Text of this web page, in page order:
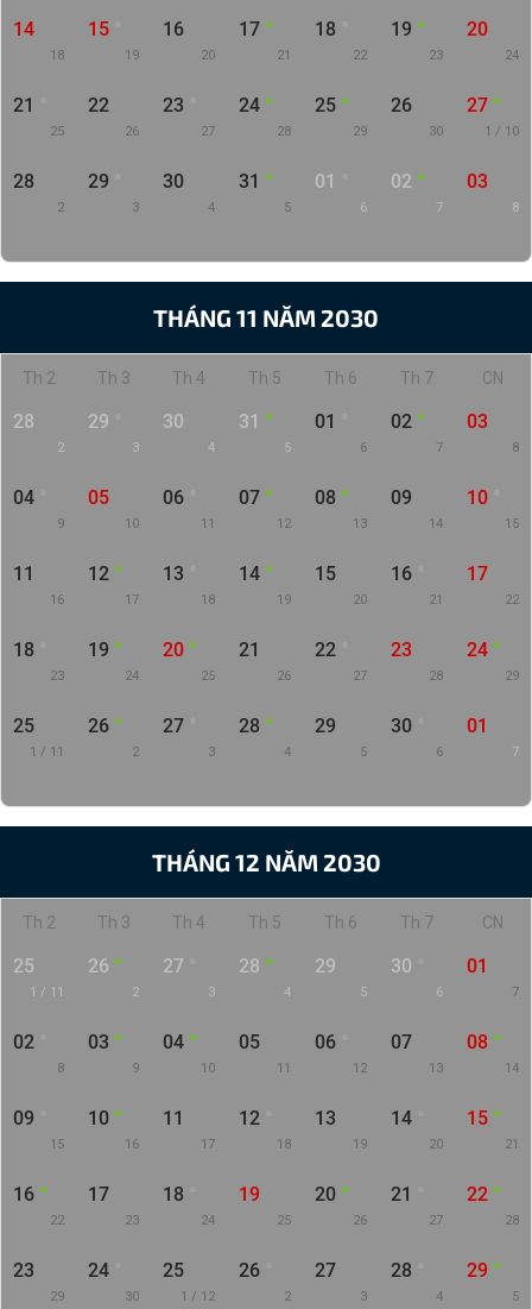
14
18
15
19
16
20
17
21
18
22
19
23
20
24
21
25
22
26
23
27
24
28
25
29
26
30
27
1 / 10
28
2
29
3
30
4
31
5
01
6
02
7
03
8
THÁNG 11 NĂM 2030
Th 2 Th 3 Th 4 Th 5 Th 6 Th 7 CN
28
2
29
3
30
4
31
5
01
6
02
7
03
8
04
9
05
10
06
11
07
12
08
13
09
14
10
15
11
16
12
17
13
18
14
19
15
20
16
21
17
22
18
23
19
24
20
25
21
26
22
27
23
28
24
29
25
1 / 11
26
2
27
3
28
4
29
5
30
6
01
7
THÁNG 12 NĂM 2030
Th 2 Th 3 Th 4 Th 5 Th 6 Th 7 CN
25
1 / 11
26
2
27
3
28
4
29
5
30
6
01
7
02
8
03
9
04
10
05
11
06
12
07
13
08
14
09
15
10
16
11
17
12
18
13
19
14
20
15
21
16
22
17
23
18
24
19
25
20
26
21
27
22
28
23
29
24
30
25
1 / 12
26
2
27
3
28
4
29
5